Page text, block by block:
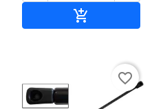

favorite_border